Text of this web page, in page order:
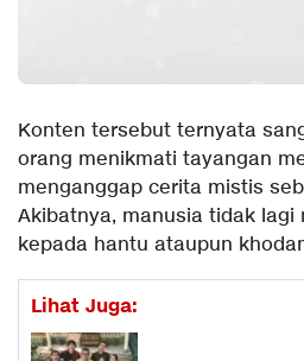
Konten tersebut ternyata
orang menikmati tayangan
menganggap cerita mistis
Akibatnya, manusia tidak
kepada hantu ataupun
Lihat Juga: